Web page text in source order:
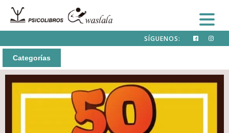
SÍGUENOS:
Categorías